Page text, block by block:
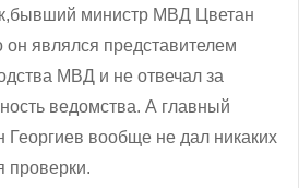
министр МВД Цветан
он являлся представителем
МВД и не отвечал за
ведомства. А главный
Георгиев вообще не дал никаких
проверки.